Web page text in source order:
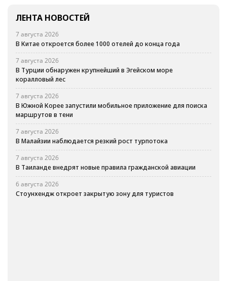
ЛЕНТА НОВОСТЕЙ
7 августа 2026
В Китае откроется более 1000 отелей до конца года
7 августа 2026
В Турции обнаружен крупнейший в Эгейском море
коралловый лес
7 августа 2026
В Южной Корее запустили мобильное приложение для поиска
маршрутов в тени
7 августа 2026
В Малайзии наблюдается резкий рост турпотока
7 августа 2026
В Таиланде внедрят новые правила гражданской авиации
6 августа 2026
Стоунхендж откроет закрытую зону для туристов